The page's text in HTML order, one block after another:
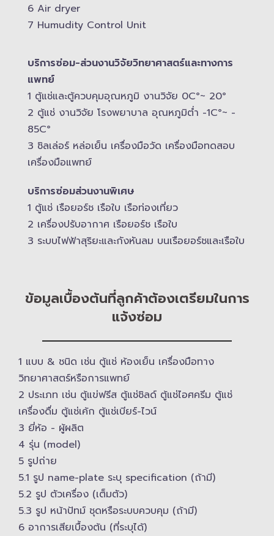
6 Air dryer
7 Humudity Control Unit
บริการซ่อม-​ส่วนงานวิจัยวิทยาศาสตร์และทางการ
แพทย์
1 ตู้แช่และตู้ควบคุม​อุณหภูมิ​ งานวิจัย 0C°~ 20°
2 ตู้แช่ งานวิจัย โรงพยาบาล อุณหภูมิ​ต่ำ -​1C°~ -​
85C°
3 ชิลเล่อร์ หล่อเย็น เครื่องมือวัด เครื่องมือทดสอบ
เครื่องมือแพทย์
บริการซ่อมส่วนงานพิเศษ
1 ตู้แช่ เรือยอร์ช เรือใบ เรือท่องเที่ยว
2 เครื่องปรับอากาศ เรือยอร์ช เรือใบ
3 ระบบไฟฟ้าสุริยะและกังหันลม บนเรือยอร์ช​และเรือใบ
ข้อมูลเบื้องต้นที่ลูกค้าต้องเตรียมในการ
แจ้งซ่อม
1 แบบ & ​ชนิด เช่น ตู้แช่ ห้องเย็น เครื่องมือทาง
วิทยาศาสตร์​หรือการแพทย์
2 ประเภท เช่น ตู้แข่ฟรีส ตู้แช่ชิลด์ ตู้แช่ไอศครีม ตู้แช่
เครื่องดื่ม ตู้แช่เค้ก ตู้แช่เบียร์-ไวน์
3 ยี่ห้อ -​ ผู้ผลิต
4 รุ่น (model)
5 รูปถ่าย
5.1 รูป name-plate ระบุ specification (ถ้ามี)
5.2 รูป ตัวเครื่อง (เต็มตัว)
5.3 รูป หน้าปัทม์ ชุดหรือระบบควบคุม (ถ้ามี)​
6 อาการเสียเบื้องต้น (ที่ระบุได้)